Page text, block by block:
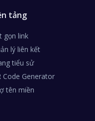
tảng
gọn link
lý liên kết
tiểu sử
Code Generator
tên miền